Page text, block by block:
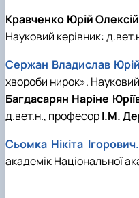
Кравченко Юрій
Науковий керівник:
Сержан Владислав
хвороби нирок».
Багдасарян Наріне
д.вет.н., професорІ.М.
Сьомка Нікіта Ігорович.
академік Національної